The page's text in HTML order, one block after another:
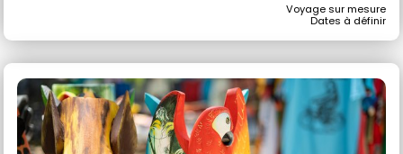
Voyage sur mesure
Dates à définir